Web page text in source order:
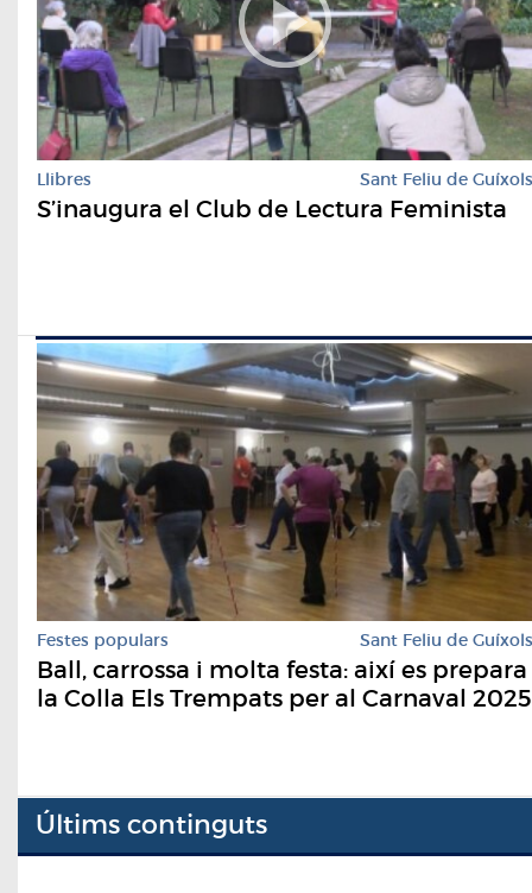
Llibres Sant Feliu de Guíxols
S’inaugura el Club de Lectura Feminista
Festes populars Sant Feliu de Guíxols
Ball, carrossa i molta festa: així es prepara
la Colla Els Trempats per al Carnaval 2025
Últims continguts